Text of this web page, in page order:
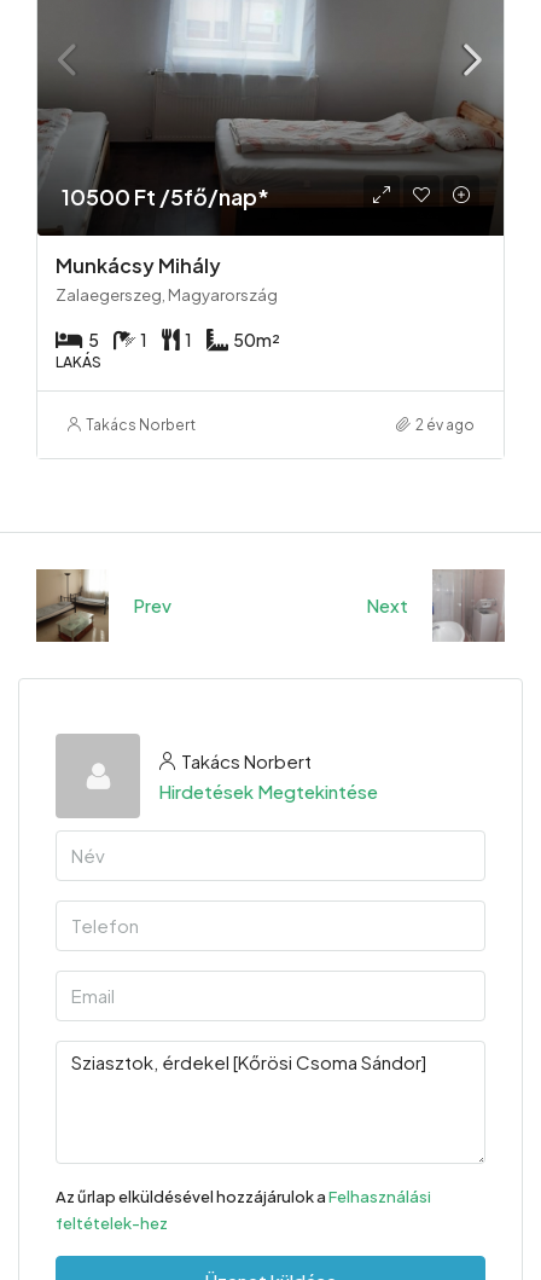
10500 Ft /5fő/nap*
Munkácsy Mihály
Zalaegerszeg, Magyarország
5 1 1 50m²
LAKÁS
Takács Norbert 2 év ago
Prev Next
Takács Norbert
Hirdetések Megtekintése
Az űrlap elküldésével hozzájárulok aFelhasználási
feltételek-hez